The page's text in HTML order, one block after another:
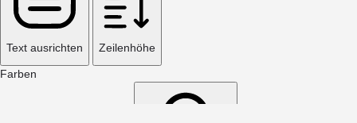
Text ausrichten Zeilenhöhe
Farben